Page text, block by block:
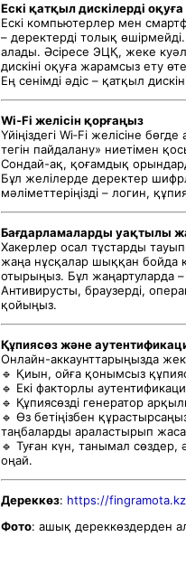
Ескі қатқыл дискілерді оқуға
Ескі компьютерлер мен
– деректерді толық
алады. Әсіресе ЭЦҚ, жеке
дискіні оқуға жарамсыз ету
Ең сенімді әдіс – қатқыл
Wi-Fi желісін қорғаңыз
Үйіңіздегі Wi‑Fi желісіне
тегін пайдалану» ниетімен
Сондай-ақ, қоғамдық
Бұл желілерде деректер
мәліметтеріңізді – логин,
Бағдарламаларды уақтылы
Хакерлер осал тұстарды
жаңа нұсқалар шыққан бойда
отырыңыз. Бұл жаңартуларда –
Антивирусты, браузерді,
қойыңыз.
Құпиясөз және
Онлайн-аккаунттарыңызда
🔹 Қиын, ойға қонымсыз
🔹 Екі факторлы
🔹 Құпиясөзді генератор
🔹 Өз бетіңізбен
таңбаларды араластырып
🔹 Туған күн, танымал
оңай.
Дереккөз: https://
Фото: ашық дереккөздерден